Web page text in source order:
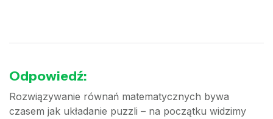
Odpowiedź:
Rozwiązywanie równań matematycznych bywa
czasem jak układanie puzzli – na początku widzimy